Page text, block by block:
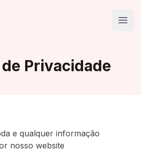
Privacidade
e qualquer informação
nosso website